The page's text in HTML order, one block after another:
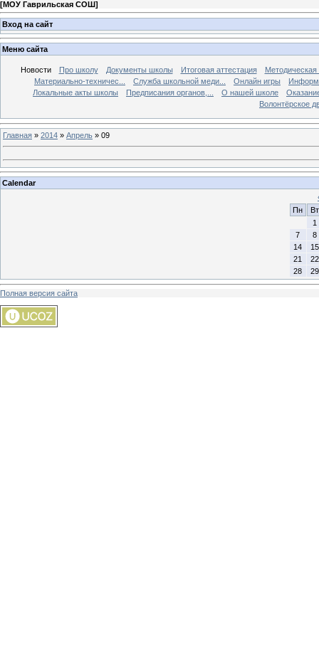
[МОУ Гаврильская СОШ]
Вход на сайт
Меню сайта
Новости Про школу Документы школы Итоговая аттестация
Методическая
Материально-техничес...
Служба школьной меди... Онлайн игры
Локальные акты школы
Предписания органов,... О нашей школе
Волонтёрское
Главная » 2014 » Апрель » 09
Calendar
Пн
Вт
1
7
8
14
15
21
22
28
29
Полная версия сайта